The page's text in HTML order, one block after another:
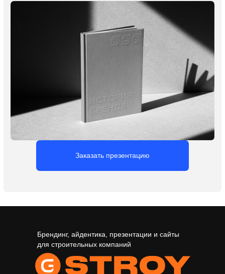
Брендинг, айдентика, презентации и сайты
для строительных компаний